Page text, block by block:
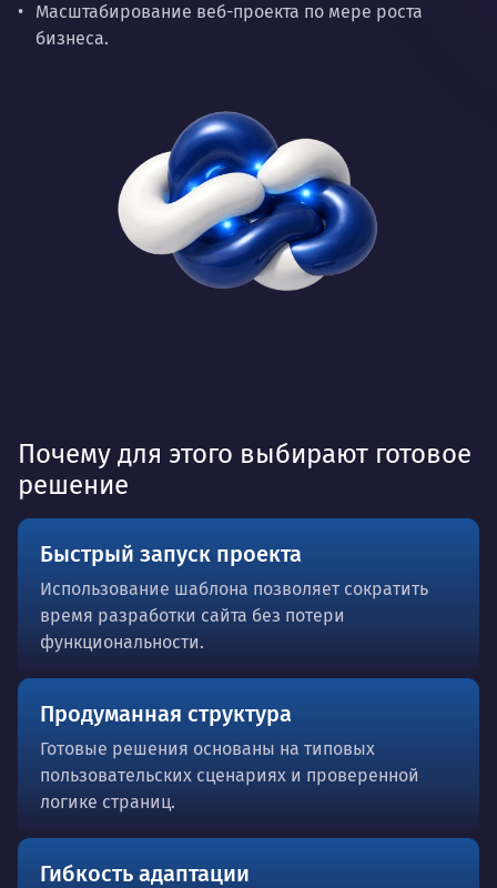
Масштабирование веб-проекта по мере роста
бизнеса.
Почему для этого выбирают готовое
решение
Быстрый запуск проекта
Использование шаблона позволяет сократить
время разработки сайта без потери
функциональности.
Продуманная структура
Готовые решения основаны на типовых
пользовательских сценариях и проверенной
логике страниц.
Гибкость адаптации